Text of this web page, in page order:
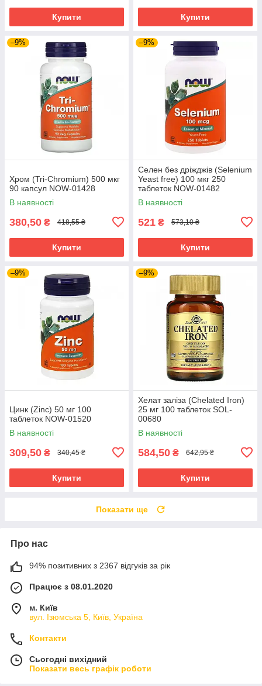
Купити Купити
–9%
Хром (Tri-Chromium) 500 мкг
90 капсул NOW-01428
В наявності
380,50 ₴ 418,55 ₴
Купити
–9%
Селен без дріжджів (Selenium
Yeast free) 100 мкг 250
таблеток NOW-01482
В наявності
521 ₴ 573,10 ₴
Купити
–9%
Цинк (Zinc) 50 мг 100
таблеток NOW-01520
В наявності
309,50 ₴ 340,45 ₴
Купити
–9%
Хелат заліза (Chelated Iron)
25 мг 100 таблеток SOL-
00680
В наявності
584,50 ₴ 642,95 ₴
Купити
Показати ще
Про нас
94% позитивних з 2367 відгуків за рік
Працює з 08.01.2020
м. Київ
вул. Ізюмська 5, Київ, Україна
Контакти
Сьогодні вихідний
Показати весь графік роботи